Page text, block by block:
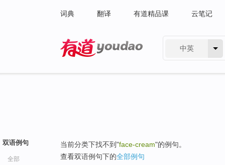
词典 翻译 有道精品课 云笔记
中英
双语例句
全部
当前分类下找不到"face-cream"的例句。
查看双语例句下的全部例句